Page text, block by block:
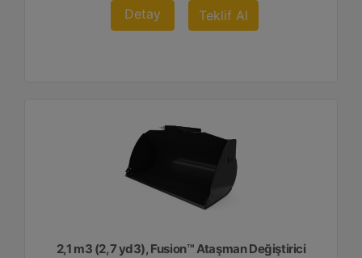
Detay Teklif Al
2,1 m3 (2,7 yd3), Fusion™ Ataşman Değiştirici